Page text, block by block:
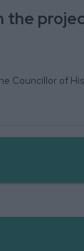
the
Councillor of